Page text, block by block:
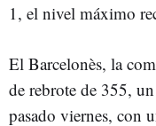
1, el nivel máximo
El Barcelonès, la
de rebrote de 355,
pasado viernes, con